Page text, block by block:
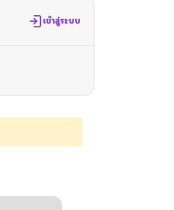
เข้าสู่ระบบ